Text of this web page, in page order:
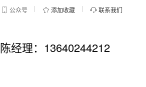
公众号 添加收藏 联系我们
陈经理：13640244212